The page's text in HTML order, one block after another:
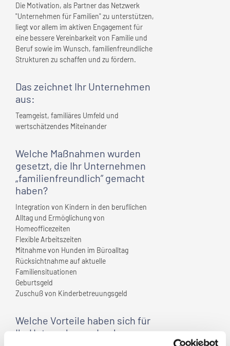
Die Motivation, als Partner das Netzwerk
"Unternehmen für Familien" zu unterstützen,
liegt vor allem im aktiven Engagement für
eine bessere Vereinbarkeit von Familie und
Beruf sowie im Wunsch, familienfreundliche
Strukturen zu schaffen und zu fördern.
Das zeichnet Ihr Unternehmen
aus:
Teamgeist, familiäres Umfeld und
wertschätzendes Miteinander
Welche Maßnahmen wurden
gesetzt, die Ihr Unternehmen
„familienfreundlich” gemacht
haben?
Integration von Kindern in den beruflichen
Alltag und Ermöglichung von
Homeofficezeiten
Flexible Arbeitszeiten
Mitnahme von Hunden im Büroalltag
Rücksichtnahme auf aktuelle
Familiensituationen
Geburtsgeld
Zuschuß von Kinderbetreuungsgeld
Welche Vorteile haben sich für
Ihr Unternehmen
durch